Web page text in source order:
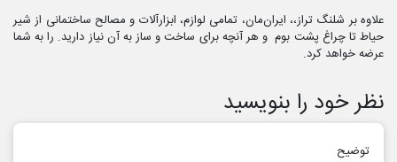
علاوه بر شلنگ تراز،، ایران‌مان، تمامی لوازم، ابزارآلات و مصالح ساختمانی از شیر
حیاط تا چراغ پشت بوم و هر آنچه برای ساخت و ساز به آن نیاز دارید. را به شما
عرضه خواهد کرد.
نظر خود را بنویسید
توضیح